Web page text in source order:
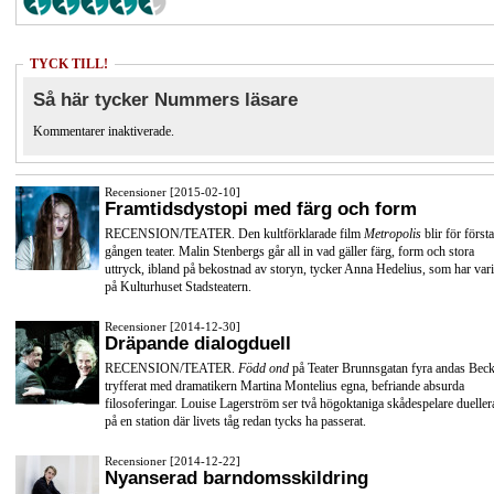
TYCK TILL!
Så här tycker Nummers läsare
Kommentarer inaktiverade.
Recensioner [2015-02-10]
Framtidsdystopi med färg och form
RECENSION/TEATER. Den kultförklarade film Metropolis blir för första
gången teater. Malin Stenbergs går all in vad gäller färg, form och stora
uttryck, ibland på bekostnad av storyn, tycker Anna Hedelius, som har
på Kulturhuset Stadsteatern.
Recensioner [2014-12-30]
Dräpande dialogduell
RECENSION/TEATER. Född ond på Teater Brunnsgatan fyra andas
tryfferat med dramatikern Martina Montelius egna, befriande absurda
filosoferingar. Louise Lagerström ser två högoktaniga skådespelare
på en station där livets tåg redan tycks ha passerat.
Recensioner [2014-12-22]
Nyanserad barndomsskildring